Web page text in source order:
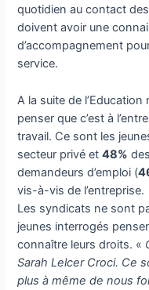
quotidien au contact
doivent avoir une
d’accompagnement
service.
A la suite de
penser que c’est à
travail. Ce sont les
secteur privé et48%
demandeurs d’emploi (
vis-à-vis de l’entreprise.
Les syndicats ne sont
jeunes interrogés
connaître leurs droits. «
Sarah Lelcer Croci. Ce
plus à même de nous